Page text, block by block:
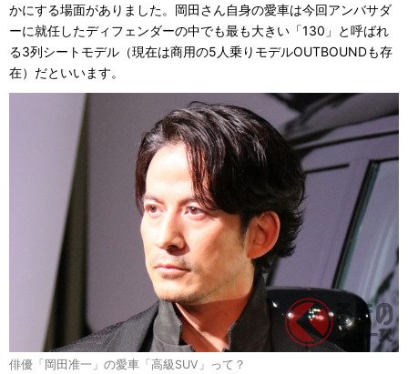
かにする場面がありました。岡田さん自身の愛車は今回アンバサダ
ーに就任したディフェンダーの中でも最も大きい「130」と呼ばれ
る3列シートモデル（現在は商用の5人乗りモデルOUTBOUNDも存
在）だといいます。
俳優「岡田准一」の愛車「高級SUV」って？